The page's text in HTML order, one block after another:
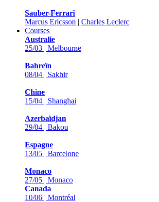
Sauber-Ferrari
Marcus Ericsson | Charles Leclerc
Courses
Australie
25/03 | Melbourne
Bahreïn
08/04 | Sakhir
Chine
15/04 | Shanghai
Azerbaïdjan
29/04 | Bakou
Espagne
13/05 | Barcelone
Monaco
27/05 | Monaco
Canada
10/06 | Montréal